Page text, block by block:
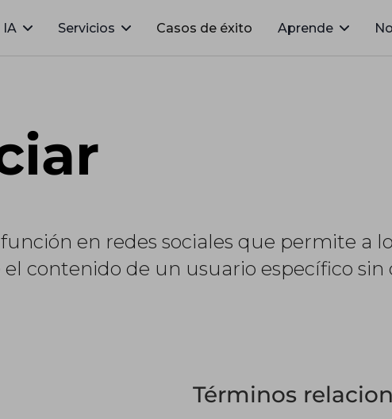
IA Servicios Casos de éxito Aprende
en redes sociales que permite a
contenido de un usuario específico sin
Términos